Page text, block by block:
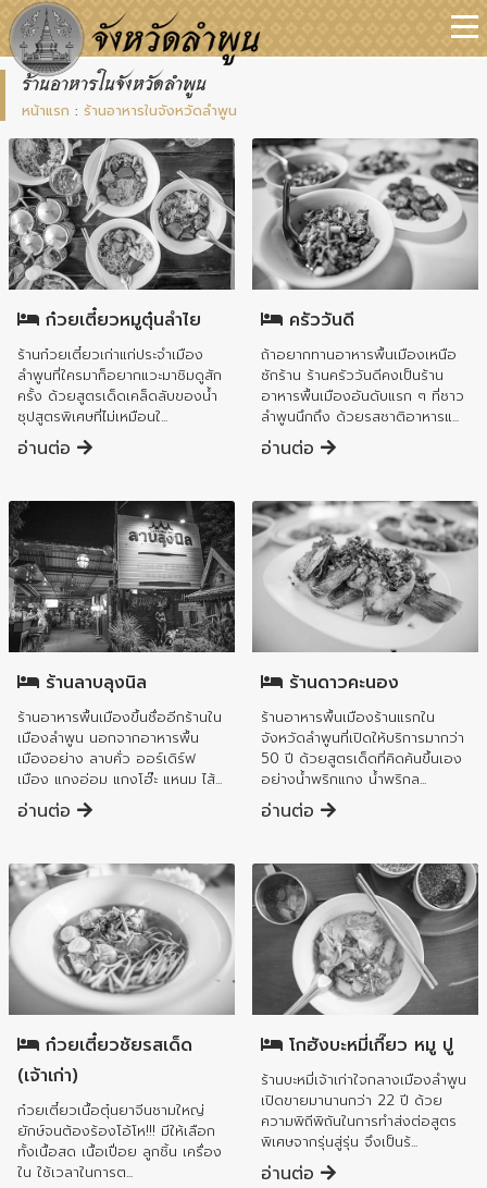
ร้านอาหารในจังหวัดลำพูน
หน้าแรก : ร้านอาหารในจังหวัดลำพูน
อำเภอป่าซาง
ก๋วยเตี๋ยวหมูตุ๋นลำไย
ร้านก๋วยเตี๋ยวเก่าแก่ประจำเมือง
ลำพูนที่ใครมาก็อยากแวะมาชิมดูสัก
ครั้ง ด้วยสูตรเด็ดเคล็ดลับของน้ำ
ซุปสูตรพิเศษที่ไม่เหมือนใ...
อ่านต่อ
อำเภอเมืองลำพูน
ครัววันดี
ถ้าอยากทานอาหารพื้นเมืองเหนือ
ซักร้าน ร้านครัววันดีคงเป็นร้าน
อาหารพื้นเมืองอันดับแรก ๆ ที่ชาว
ลำพูนนึกถึง ด้วยรสชาติอาหารแ...
อ่านต่อ
อำเภอเมืองลำพูน
ร้านลาบลุงนิล
ร้านอาหารพื้นเมืองขึ้นชื่ออีกร้านใน
เมืองลำพูน นอกจากอาหารพื้น
เมืองอย่าง ลาบคั่ว ออร์เดิร์ฟ
เมือง แกงอ่อม แกงโฮ๊ะ แหนม ไส้...
อ่านต่อ
อำเภอเมืองลำพูน
ร้านดาวคะนอง
ร้านอาหารพื้นเมืองร้านแรกใน
จังหวัดลำพูนที่เปิดให้บริการมากว่า
50 ปี ด้วยสูตรเด็ดที่คิดค้นขึ้นเอง
อย่างน้ำพริกแกง น้ำพริกล...
อ่านต่อ
อำเภอเมืองลำพูน
ก๋วยเตี๋ยวชัยรสเด็ด
(เจ้าเก่า)
ก๋วยเตี๋ยวเนื้อตุ๋นยาจีนชามใหญ่
ยักษ์จนต้องร้องโอ้โห!!! มีให้เลือก
ทั้งเนื้อสด เนื้อเปื่อย ลูกชิ้น เครื่อง
ใน ใช้เวลาในการต...
อำเภอเมืองลำพูน
โกฮังบะหมี่เกี๊ยว หมู ปู
ร้านบะหมี่เจ้าเก่าใจกลางเมืองลำพูน
เปิดขายมานานกว่า 22 ปี ด้วย
ความพิถีพิถันในการทำส่งต่อสูตร
พิเศษจากรุ่นสู่รุ่น จึงเป็นร้...
อ่านต่อ